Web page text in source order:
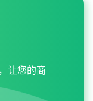
让您的商